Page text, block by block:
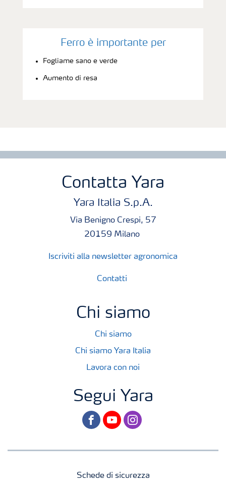
Ferro è importante per
Fogliame sano e verde
Aumento di resa
Contatta Yara
Yara Italia S.p.A.
Via Benigno Crespi, 57
20159 Milano
Iscriviti alla newsletter agronomica
Contatti
Chi siamo
Chi siamo
Chi siamo Yara Italia
Lavora con noi
Segui Yara
facebookyoutubeinstagram
Schede di sicurezza